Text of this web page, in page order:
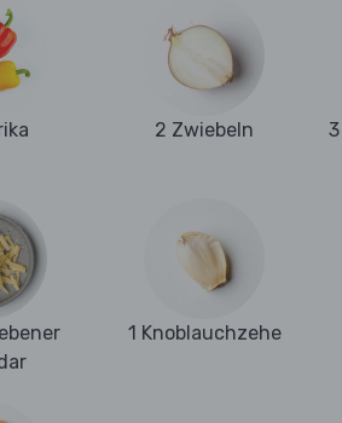
2 Zwiebeln
1 Knoblauchzehe